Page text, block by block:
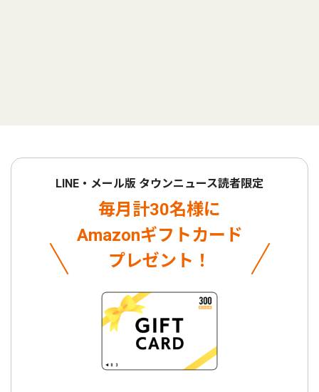
LINE・メール版 タウンニュース読者限定
毎月計30名様に
Amazonギフトカード
プレゼント！